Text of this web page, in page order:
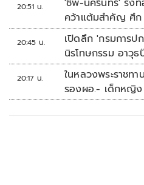
20:51 น.
'ชิพ-นครินทร์' รั้ง
คว้าแต้มสำคัญ ศึก
20:45 น.
เปิดลึก 'กรมการป
นิรโทษกรรม อาวุธ
20:17 น.
ในหลวงพระราชท
รองผอ.- เด็กหญิง